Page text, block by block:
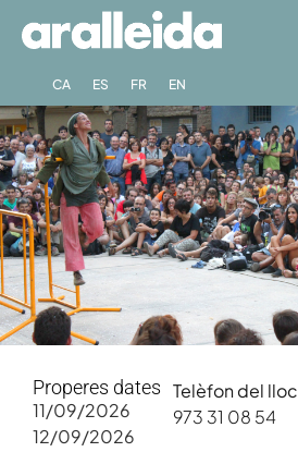
CA ES FR EN
Properes dates
11/09/2026
12/09/2026
Telèfon del lloc
973 31 08 54